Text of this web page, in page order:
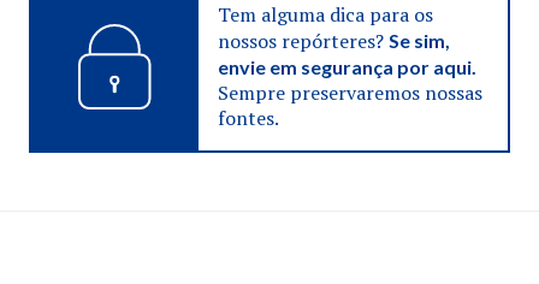
Tem alguma dica para os
nossos repórteres? Se sim,
envie em segurança por aqui.
Sempre preservaremos nossas
fontes.